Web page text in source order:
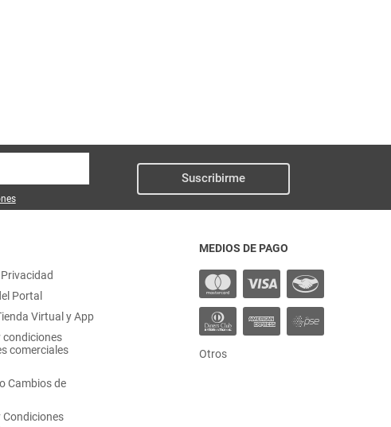
Suscribirme
Portal
Virtual y App
condiciones
comerciales
Cambios de
Condiciones
MEDIOS DE PAGO
Otros